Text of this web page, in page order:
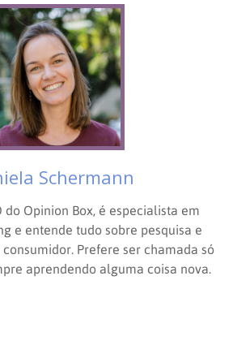
Schermann
do Opinion Box, é especialista em
e entende tudo sobre pesquisa e
Prefere ser chamada só
aprendendo alguma coisa nova.